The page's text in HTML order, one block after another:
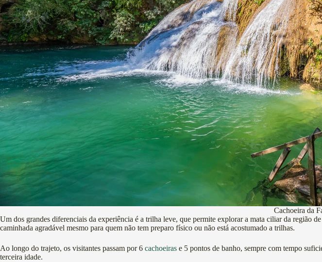
Cachoeira da
Um dos grandes diferenciais da experiência é a trilha leve, que permite explorar a mata ciliar da região
caminhada agradável mesmo para quem não tem preparo físico ou não está acostumado a trilhas.
Ao longo do trajeto, os visitantes passam por 6 cachoeiras e 5 pontos de banho, sempre com tempo
terceira idade.